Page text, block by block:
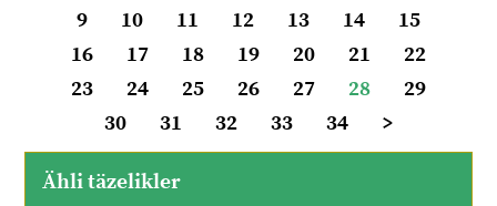
9
10 11 12 13 14
15
16
17 18 19 20 21
22
23
24 25 26 27 28
29
30
31 32 33 34 >
Ähli täzelikler